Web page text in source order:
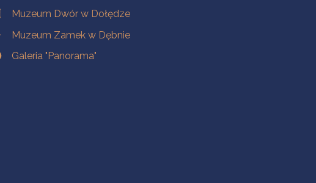
Muzeum Dwór w Dołędze
Muzeum Zamek w Dębnie
Galeria "Panorama"